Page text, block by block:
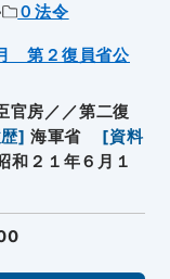
０法令
第２復員省公
官房／／第二復
] 海軍省 [資料
和２１年６月１